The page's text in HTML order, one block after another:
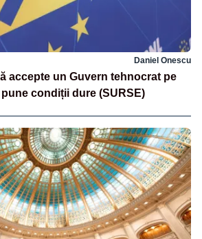
Daniel Onescu
accepte un Guvern tehnocrat pe
condiții dure (SURSE)